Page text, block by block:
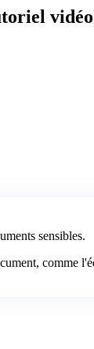
sensibles.
comme